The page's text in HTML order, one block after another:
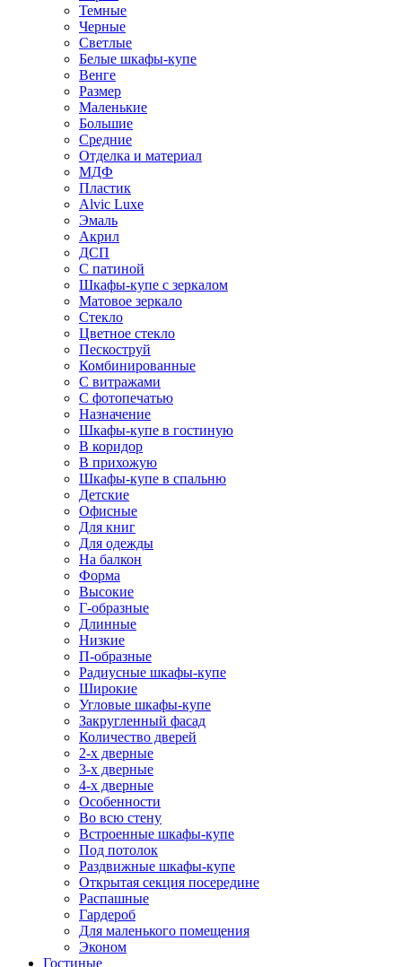
Темные
Черные
Светлые
Белые шкафы-купе
Венге
Размер
Маленькие
Большие
Средние
Отделка и материал
МДФ
Пластик
Alvic Luxe
Эмаль
Акрил
ДСП
С патиной
Шкафы-купе с зеркалом
Матовое зеркало
Стекло
Цветное стекло
Пескоструй
Комбинированные
С витражами
С фотопечатью
Назначение
Шкафы-купе в гостиную
В коридор
В прихожую
Шкафы-купе в спальню
Детские
Офисные
Для книг
Для одежды
На балкон
Форма
Высокие
Г-образные
Длинные
Низкие
П-образные
Радиусные шкафы-купе
Широкие
Угловые шкафы-купе
Закругленный фасад
Количество дверей
2-х дверные
3-х дверные
4-х дверные
Особенности
Во всю стену
Встроенные шкафы-купе
Под потолок
Раздвижные шкафы-купе
Открытая секция посередине
Распашные
Гардероб
Для маленького помещения
Эконом
Гостиные